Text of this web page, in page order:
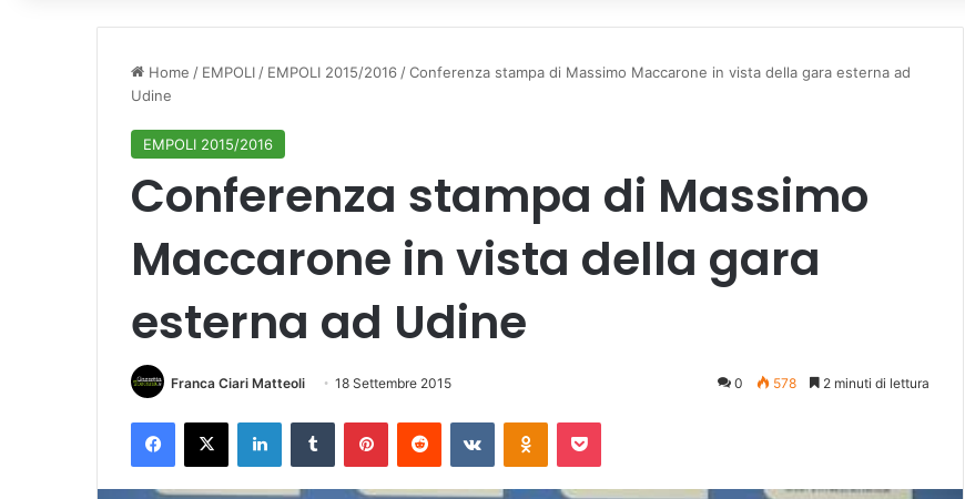
Home / EMPOLI / EMPOLI 2015/2016 /Conferenza stampa di Massimo Maccarone in vista della gara esterna ad
Udine
EMPOLI 2015/2016
Conferenza stampa di Massimo
Maccarone in vista della gara
esterna ad Udine
Franca Ciari Matteoli 18 Settembre 2015 0 578 2 minuti di lettura